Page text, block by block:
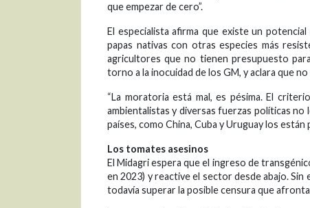
que empezar de cero”.
El especialista afirma que existe un
papas nativas con otras especies más
agricultores que no tienen presupuesto
torno a la inocuidad de los GM, y aclara que
“La moratoria está mal, es pésima. El
ambientalistas y diversas fuerzas políticas
países, como China, Cuba y Uruguay los
Los tomates asesinos
El Midagri espera que el ingreso de
en 2023) y reactive el sector desde abajo.
todavía superar la posible censura que